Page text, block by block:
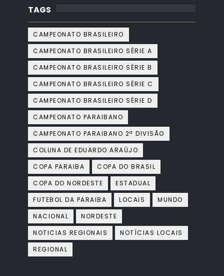
TAGS
CAMPEONATO BRASILEIRO
CAMPEONATO BRASILEIRO SÉRIE A
CAMPEONATO BRASILEIRO SÉRIE B
CAMPEONATO BRASILEIRO SÉRIE C
CAMPEONATO BRASILEIRO SÉRIE D
CAMPEONATO PARAIBANO
CAMPEONATO PARAIBANO 2ª DIVISÃO
COLUNA DE EDUARDO ARAÚJO
COPA PARAIBA
COPA DO BRASIL
COPA DO NORDESTE
ESTADUAL
FUTEBOL DA PARAIBA
LOCAIS
MUNDO
NACIONAL
NORDESTE
NOTICIAS REGIONAIS
NOTÍCIAS LOCAIS
REGIONAL